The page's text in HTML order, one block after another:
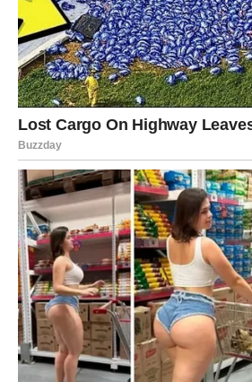
odlučujuću odluku. Na Badnji dan,
doma. To je bio trenutak kada su se
ispravci raspale. On je uzeo poslednje
– novac koji joj je bio potreban, a zatim
želeo da se povuče, znao je da nema
izgovore, i da je konačno morao da se
greškama.
Dok je on nastavio da luta u svojim
žena je počela da se oporavlja. Bez
uspela je da stane na noge. Prošla